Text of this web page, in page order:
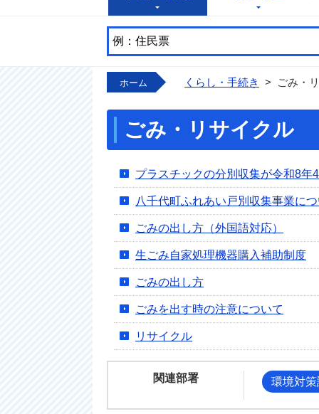
ホーム くらし・手続き > ごみ・
ごみ・リサイクル
プラスチックの分別収集が令和8年
八千代町ふれあい戸別収集事業に
ごみの出し方（外国語対応）
生ごみ自家処理機器購入補助制度
ごみの出し方
ごみを出す時の注意について
リサイクル
関連部署 環境対策